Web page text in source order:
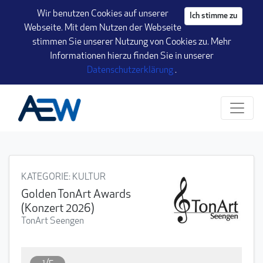
Seite Ich stimme zu
Wir benutzen Cookies auf unserer
Webseite. Mit dem Nutzen der Webseite
stimmen Sie unserer Nutzung von Cookies zu. Mehr
Informationen hierzu finden Sie in unserer
Datenschutzerklärung (öffnet einen neuen
.
Klicken Sie, um die Navigation zu überspringen und zum Hauptteil
KATEGORIE: KULTUR
Golden TonArt Awards
(Konzert 2026)
TonArt Seengen